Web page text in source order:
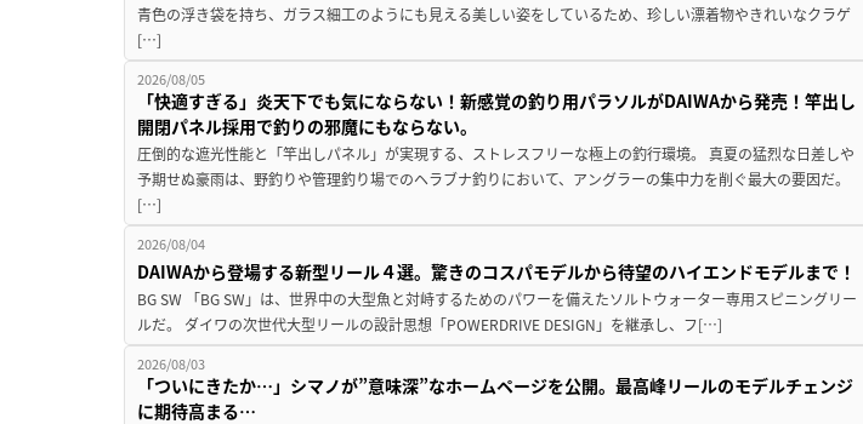
青色の浮き袋を持ち、ガラス細工のようにも見える美しい姿をしているため、珍しい漂着物やきれいなクラゲ
[…]
2026/08/05
「快適すぎる」炎天下でも気にならない！新感覚の釣り用パラソルがDAIWAから発売！竿出し
開閉パネル採用で釣りの邪魔にもならない。
圧倒的な遮光性能と「竿出しパネル」が実現する、ストレスフリーな極上の釣行環境。 真夏の猛烈な日差しや
予期せぬ豪雨は、野釣りや管理釣り場でのヘラブナ釣りにおいて、アングラーの集中力を削ぐ最大の要因だ。
[…]
2026/08/04
DAIWAから登場する新型リール４選。驚きのコスパモデルから待望のハイエンドモデルまで！
BG SW 「BG SW」は、世界中の大型魚と対峙するためのパワーを備えたソルトウォーター専用スピニングリー
ルだ。 ダイワの次世代大型リールの設計思想「POWERDRIVE DESIGN」を継承し、フ[…]
2026/08/03
「ついにきたか…」シマノが”意味深”なホームページを公開。最高峰リールのモデルチェンジ
に期待高まる…